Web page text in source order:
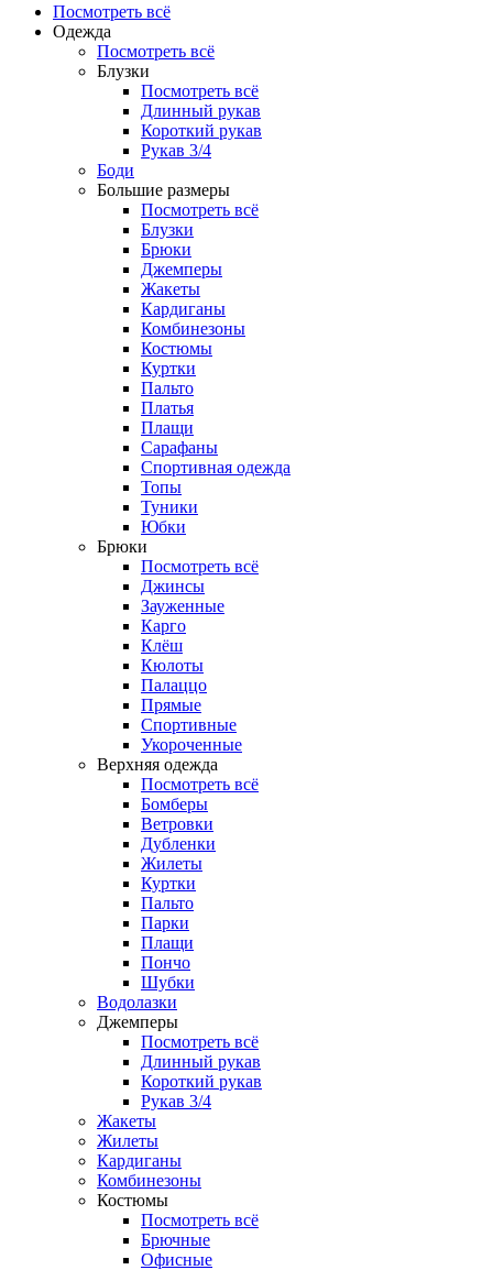
Посмотреть всё
Одежда
Посмотреть всё
Блузки
Посмотреть всё
Длинный рукав
Короткий рукав
Рукав 3/4
Боди
Большие размеры
Посмотреть всё
Блузки
Брюки
Джемперы
Жакеты
Кардиганы
Комбинезоны
Костюмы
Куртки
Пальто
Платья
Плащи
Сарафаны
Спортивная одежда
Топы
Туники
Юбки
Брюки
Посмотреть всё
Джинсы
Зауженные
Карго
Клёш
Кюлоты
Палаццо
Прямые
Спортивные
Укороченные
Верхняя одежда
Посмотреть всё
Бомберы
Ветровки
Дубленки
Жилеты
Куртки
Пальто
Парки
Плащи
Пончо
Шубки
Водолазки
Джемперы
Посмотреть всё
Длинный рукав
Короткий рукав
Рукав 3/4
Жакеты
Жилеты
Кардиганы
Комбинезоны
Костюмы
Посмотреть всё
Брючные
Офисные